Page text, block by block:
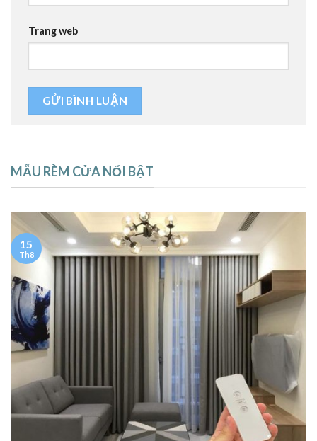
Trang web
MẪU RÈM CỬA NỔI BẬT
15
Th8